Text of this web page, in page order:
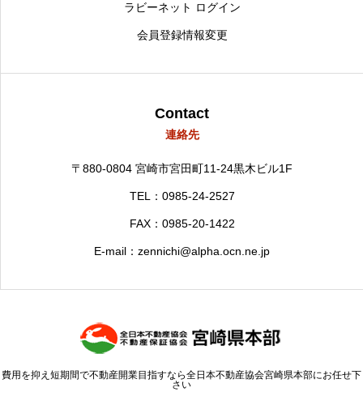
ラビーネット ログイン
会員登録情報変更
Contact
連絡先
〒880-0804 宮崎市宮田町11-24黒木ビル1F
TEL：0985-24-2527
FAX：0985-20-1422
E-mail：zennichi@alpha.ocn.ne.jp
費用を抑え短期間で不動産開業目指すなら全日本不動産協会宮崎県本部にお任せ下
さい